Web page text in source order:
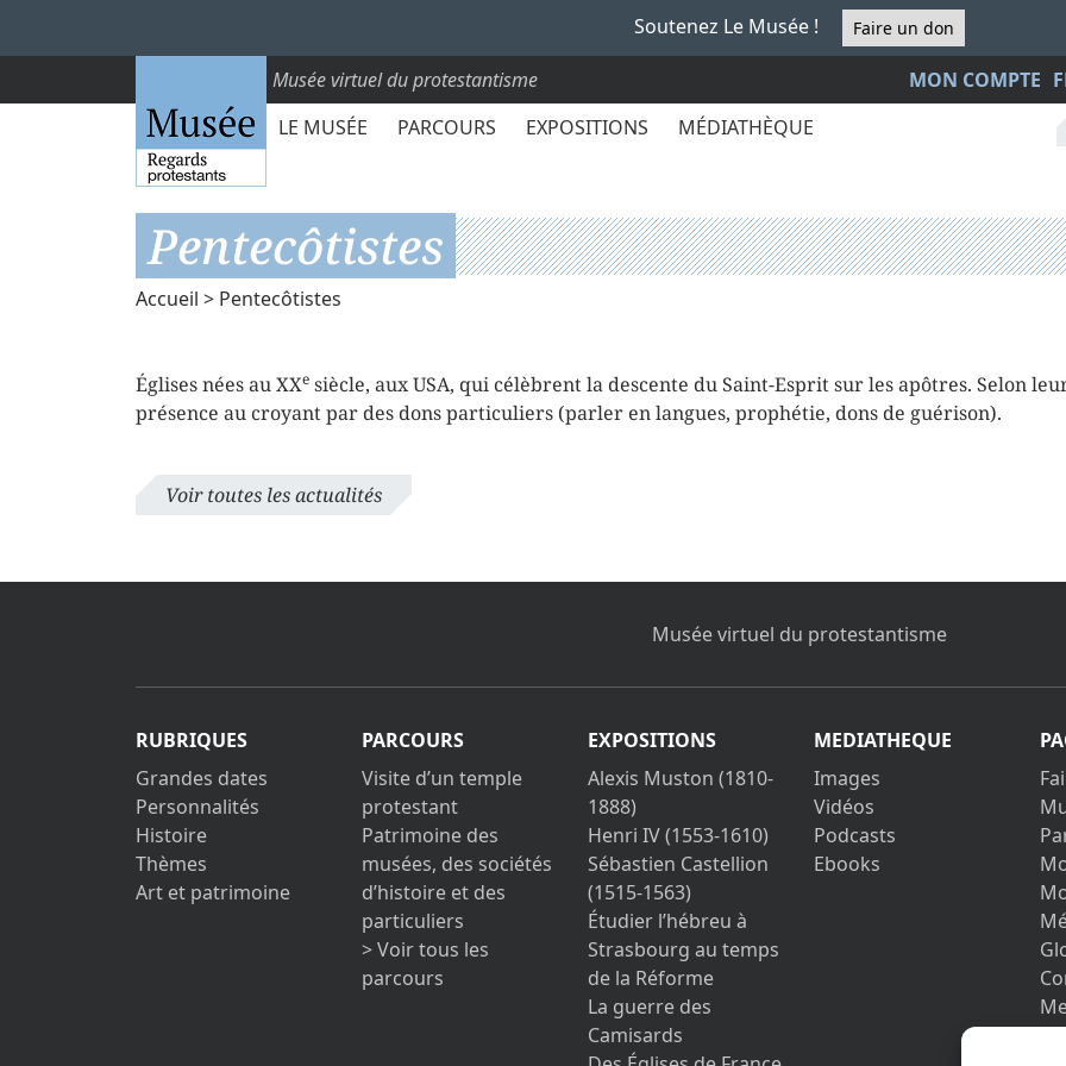
Soutenez Le Musée ! Faire un don
Musée virtuel du protestantisme MON COMPTE
LE MUSÉE
PARCOURS EXPOSITIONS MÉDIATHÈQUE
Pentecôtistes
Accueil > Pentecôtistes
Églises nées au XXe siècle, aux USA, qui célèbrent la descente du Saint-Esprit sur les apôtres. Selon
présence au croyant par des dons particuliers (parler en langues, prophétie, dons de guérison).
Voir toutes les actualités
Musée virtuel du protestantisme
RUBRIQUES
Grandes dates
Personnalités
Histoire
Thèmes
Art et patrimoine
PARCOURS
Visite d’un temple
protestant
Patrimoine des
musées, des sociétés
d’histoire et des
particuliers
> Voir tous les
parcours
EXPOSITIONS
Alexis Muston (1810-
1888)
Henri IV (1553-1610)
Sébastien Castellion
(1515-1563)
Étudier l’hébreu à
Strasbourg au temps
de la Réforme
La guerre des
Camisards
MEDIATHEQUE
Images
Vidéos
Podcasts
Ebooks